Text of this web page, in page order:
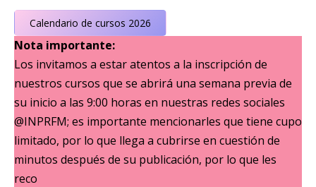
Calendario de cursos 2026
Nota importante:
Los invitamos a estar atentos a la inscripción de
nuestros cursos que se abrirá una semana previa de
su inicio a las 9:00 horas en nuestras redes sociales
@INPRFM; es importante mencionarles que tiene cupo
limitado, por lo que llega a cubrirse en cuestión de
minutos después de su publicación, por lo que les
reco